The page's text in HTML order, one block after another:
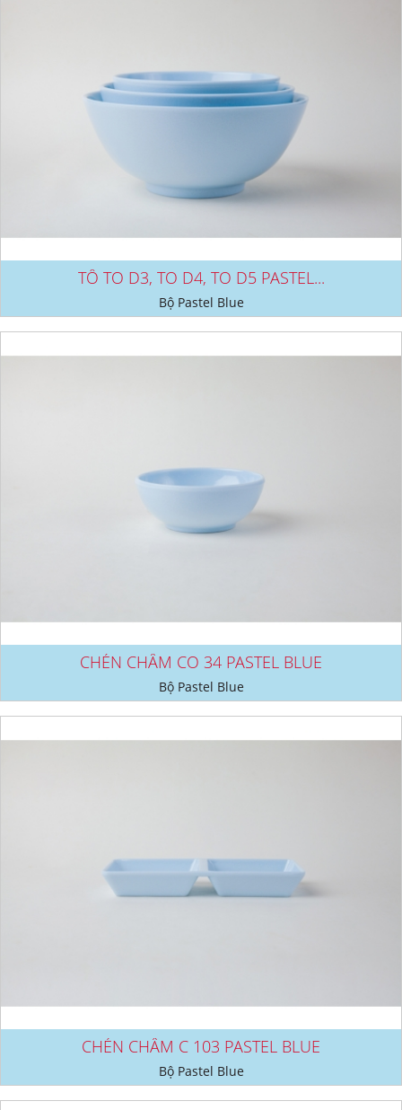
TÔ TO D3, TO D4, TO D5 PASTEL...
Bộ Pastel Blue
CHÉN CHẤM CO 34 PASTEL BLUE
Bộ Pastel Blue
CHÉN CHẤM C 103 PASTEL BLUE
Bộ Pastel Blue